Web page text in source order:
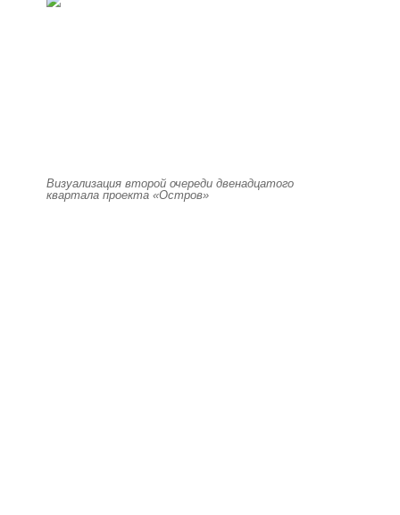
Визуализация второй очереди двенадцатого
квартала проекта «Остров»